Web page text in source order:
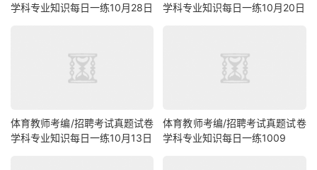
学科专业知识每日一练10月28日
学科专业知识每日一练10月20日
体育教师考编/招聘考试真题试卷
学科专业知识每日一练10月13日
体育教师考编/招聘考试真题试卷
学科专业知识每日一练1009